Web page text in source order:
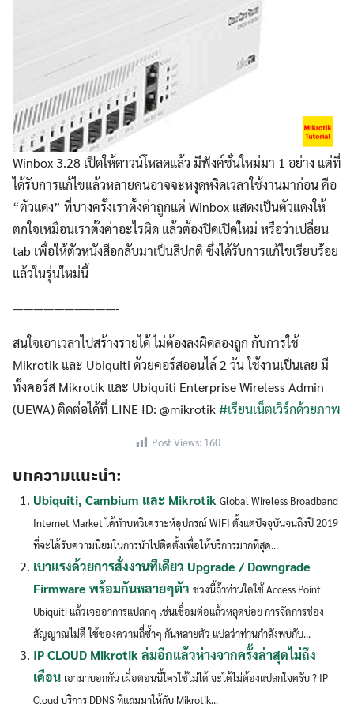
Search
Winbox 3.28 เปิดให้ดาวน์โหลดแล้ว มีฟังค์ชั่นใหม่มา 1 อย่าง แต่ที่
ได้รับการแก้ไขแล้วหลายคนอาจจะหงุดหงิดเวลาใช้งานมาก่อน คือ
“ตัวแดง” ที่บางครั้งเราตั้งค่าถูกแต่ Winbox แสดงเป็นตัวแดงให้
ตกใจเหมือนเราตั้งค่าอะไรผิด แล้วต้องปิดเปิดใหม่ หรือว่าเปลี่ยน
tab เพื่อให้ตัวหนังสือกลับมาเป็นสีปกติ ซึ่งได้รับการแก้ไขเรียบร้อย
แล้วในรุ่นใหม่นี้
——————————-
สนใจเอาเวลาไปสร้างรายได้ ไม่ต้องลงผิดลองถูก กับการใช้
Mikrotik และ Ubiquiti ด้วยคอร์สออนไล์ 2 วัน ใช้งานเป็นเลย มี
ทั้งคอร์ส Mikrotik และ Ubiquiti Enterprise Wireless Admin
(UEWA) ติดต่อได้ที่ LINE ID: @mikrotik#เรียนเน็ตเวิร์กด้วยภาพ
Post Views: 160
บทความแนะนำ:
Ubiquiti, Cambium และ Mikrotik Global Wireless Broadband
Internet Market ได้ทำบทวิเคราะห์อุปกรณ์ WIFI ตั้งแต่ปัจจุบันจนถึงปี 2019
ที่จะได้รับความนิยมในการนำไปติดตั้งเพื่อให้บริการมากที่สุด...
เบาแรงด้วยการสั่งงานทีเดียว Upgrade / Downgrade
Firmware พร้อมกันหลายๆตัว ช่วงนี้ถ้าท่านใดใช้ Access Point
Ubiquiti แล้วเจออาการแปลกๆ เช่นเชื่อมต่อแล้วหลุดบ่อย การจัดการช่อง
สัญญาณไม่ดี ใช้ช่องความถี่ซ้ำๆ กันหลายตัว แปลว่าท่านกำลังพบกับ...
IP CLOUD Mikrotik ล่มอีกแล้วห่างจากครั้งล่าสุดไม่ถึง
เดือน เอามาบอกกัน เผื่อตอนนี้ใครใช้ไม่ได้ จะได้ไม่ต้องแปลกใจครับ ? IP
Cloud บริการ DDNS ที่แถมมาให้กับ Mikrotik...